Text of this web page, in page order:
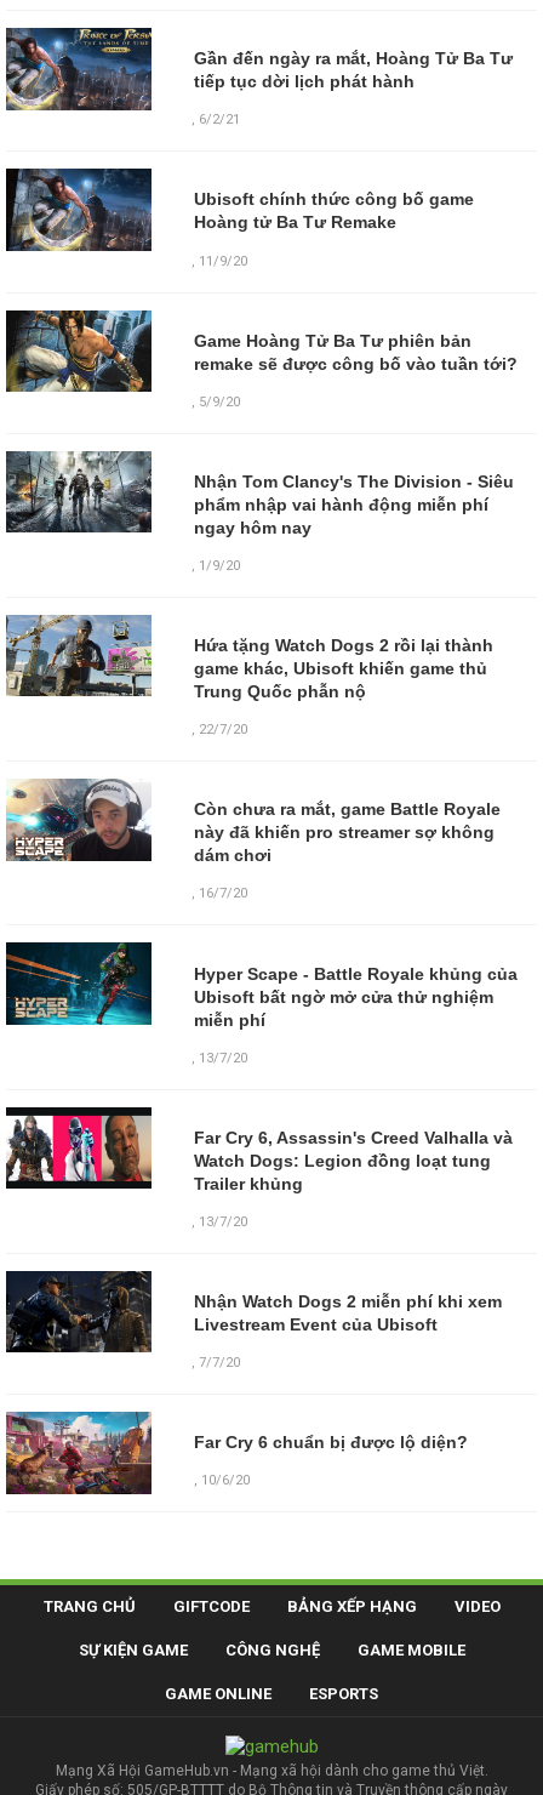
Gần đến ngày ra mắt, Hoàng Tử Ba Tư
tiếp tục dời lịch phát hành
, 6/2/21
Ubisoft chính thức công bố game
Hoàng tử Ba Tư Remake
11/9/20
Game Hoàng Tử Ba Tư phiên bản
remake sẽ được công bố vào tuần tới?
, 5/9/20
Nhận Tom Clancy's The Division - Siêu
phẩm nhập vai hành động miễn phí
ngay hôm nay
, 1/9/20
Hứa tặng Watch Dogs 2 rồi lại thành
game khác, Ubisoft khiến game thủ
Trung Quốc phẫn nộ
, 22/7/20
Còn chưa ra mắt, game Battle Royale
này đã khiến pro streamer sợ không
dám chơi
, 16/7/20
Hyper Scape - Battle Royale khủng của
Ubisoft bất ngờ mở cửa thử nghiệm
miễn phí
, 13/7/20
Far Cry 6, Assassin's Creed Valhalla và
Watch Dogs: Legion đồng loạt tung
Trailer khủng
, 13/7/20
Nhận Watch Dogs 2 miễn phí khi xem
Livestream Event của Ubisoft
,7/7/20
Far Cry 6 chuẩn bị được lộ diện?
, 10/6/20
TRANG CHỦ GIFTCODE BẢNG XẾP HẠNG VIDEO
SỰ KIỆN GAME CÔNG NGHỆ GAME MOBILE
GAME ONLINE ESPORTS
Mạng Xã Hội GameHub.vn - Mạng xã hội dành cho game thủ Việt.
Giấy phép số: 505/GP-BTTTT do Bộ Thông tin và Truyền thông cấp ngày